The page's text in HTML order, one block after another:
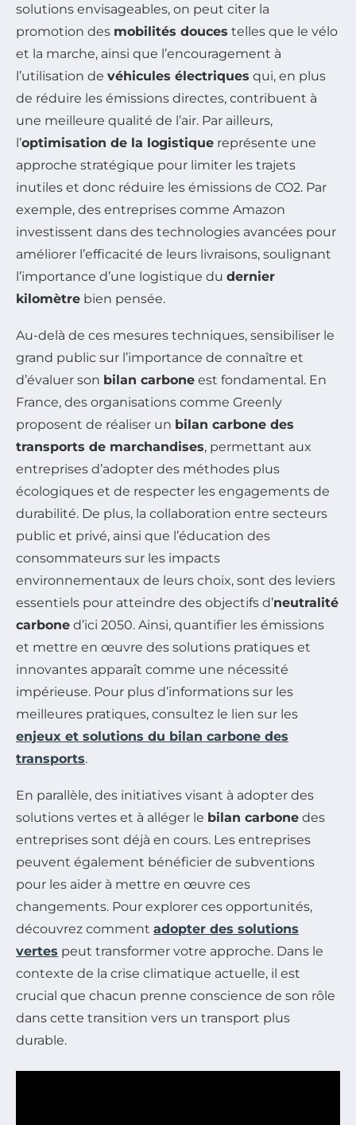
solutions envisageables, on peut citer la
promotion des mobilités douces telles que le vélo
et la marche, ainsi que l’encouragement à
l’utilisation de véhicules électriques qui, en plus
de réduire les émissions directes, contribuent à
une meilleure qualité de l’air. Par ailleurs,
l’optimisation de la logistique représente une
approche stratégique pour limiter les trajets
inutiles et donc réduire les émissions de CO2. Par
exemple, des entreprises comme Amazon
investissent dans des technologies avancées pour
améliorer l’efficacité de leurs livraisons, soulignant
l’importance d’une logistique du dernier
kilomètre bien pensée.
Au-delà de ces mesures techniques, sensibiliser le
grand public sur l’importance de connaître et
d’évaluer son bilan carbone est fondamental. En
France, des organisations comme Greenly
proposent de réaliser un bilan carbone des
transports de marchandises, permettant aux
entreprises d’adopter des méthodes plus
écologiques et de respecter les engagements de
durabilité. De plus, la collaboration entre secteurs
public et privé, ainsi que l’éducation des
consommateurs sur les impacts
environnementaux de leurs choix, sont des leviers
essentiels pour atteindre des objectifs d’neutralité
carbone d’ici 2050. Ainsi, quantifier les émissions
et mettre en œuvre des solutions pratiques et
innovantes apparaît comme une nécessité
impérieuse. Pour plus d’informations sur les
meilleures pratiques, consultez le lien sur les
enjeux et solutions du bilan carbone des
transports.
En parallèle, des initiatives visant à adopter des
solutions vertes et à alléger le bilan carbone des
entreprises sont déjà en cours. Les entreprises
peuvent également bénéficier de subventions
pour les aider à mettre en œuvre ces
changements. Pour explorer ces opportunités,
découvrez comment adopter des solutions
vertes peut transformer votre approche. Dans le
contexte de la crise climatique actuelle, il est
crucial que chacun prenne conscience de son rôle
dans cette transition vers un transport plus
durable.